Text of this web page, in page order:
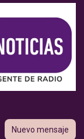
Nuevo mensaje